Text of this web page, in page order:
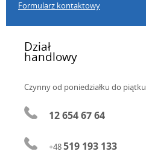
Formularz kontaktowy
Dział
handlowy
Czynny od poniedziałku do piątku
12 654 67 64
+48519 193 133